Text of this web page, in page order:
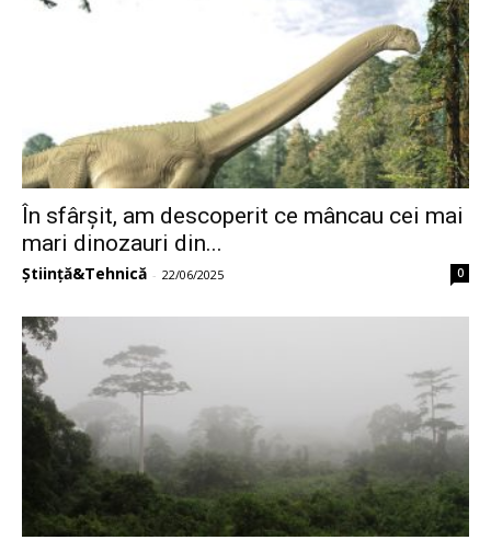
În sfârșit, am descoperit ce mâncau cei mai
mari dinozauri din...
Știință&Tehnică - 22/06/2025 0